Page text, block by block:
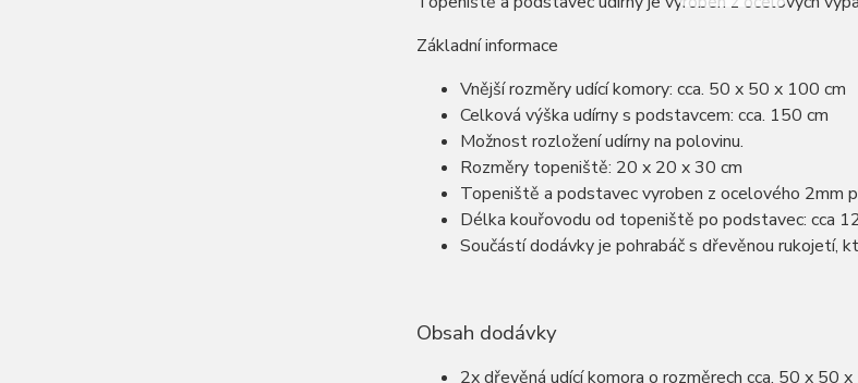
Základní informace
Vnější rozměry udící komory: cca. 50 x 50 x 100 cm
Celková výška udírny s podstavcem: cca. 150 cm
Možnost rozložení udírny na polovinu.
Rozměry topeniště: 20 x 20 x 30 cm
Topeniště a podstavec vyroben z ocelového 2mm
Délka kouřovodu od topeniště po podstavec: cca
Součástí dodávky je pohrabáč s dřevěnou rukojetí,
Obsah dodávky
2x dřevěná udící komora o rozměrech cca. 50 x 50